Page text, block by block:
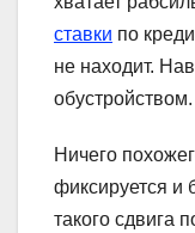
ставки по
не находит.
обустройством.
Ничего
фиксируется и
такого сдвига